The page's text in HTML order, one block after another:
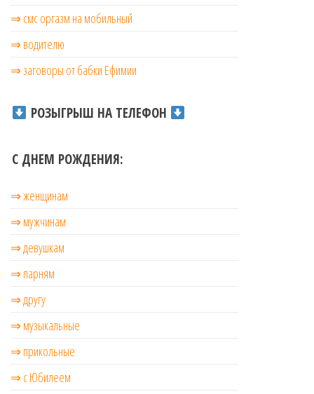
⇒ смс оргазм на мобильный
⇒ водителю
⇒ заговоры от бабки Ефимии
РОЗЫГРЫШ НА ТЕЛЕФОН
С ДНЕМ РОЖДЕНИЯ:
⇒ женщинам
⇒ мужчинам
⇒ девушкам
⇒ парням
⇒ другу
⇒ музыкальные
⇒ прикольные
⇒ с Юбилеем